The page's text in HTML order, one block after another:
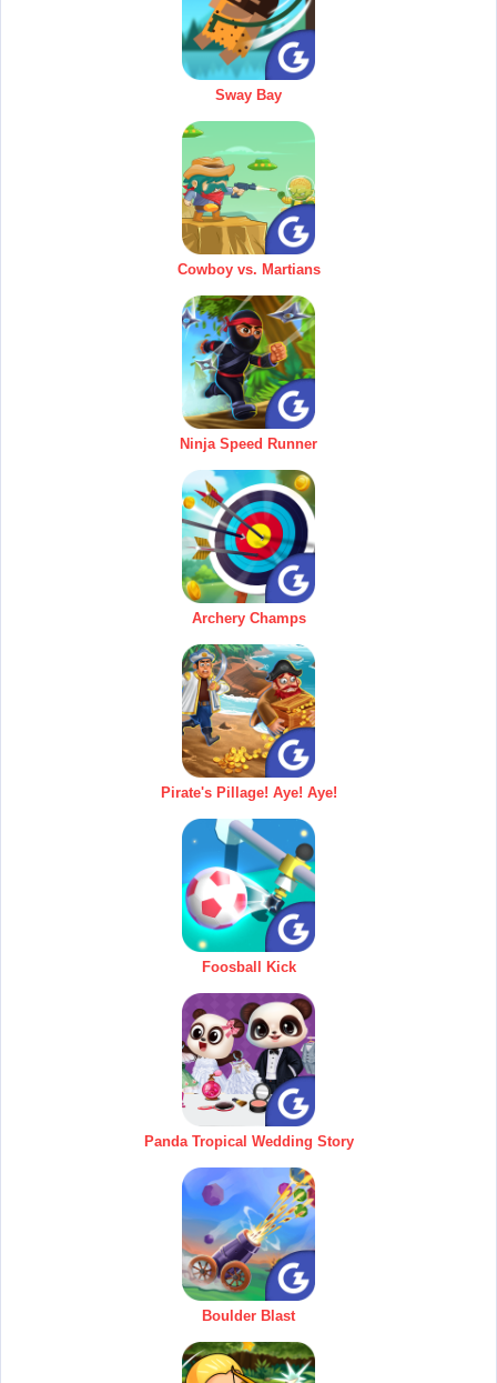
Sway Bay
Cowboy vs. Martians
Ninja Speed Runner
Archery Champs
Pirate's Pillage! Aye! Aye!
Foosball Kick
Panda Tropical Wedding Story
Boulder Blast